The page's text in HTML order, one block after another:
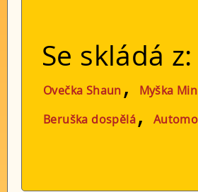
Se skládá z:
Ovečka Shaun , Myška
Beruška dospělá,